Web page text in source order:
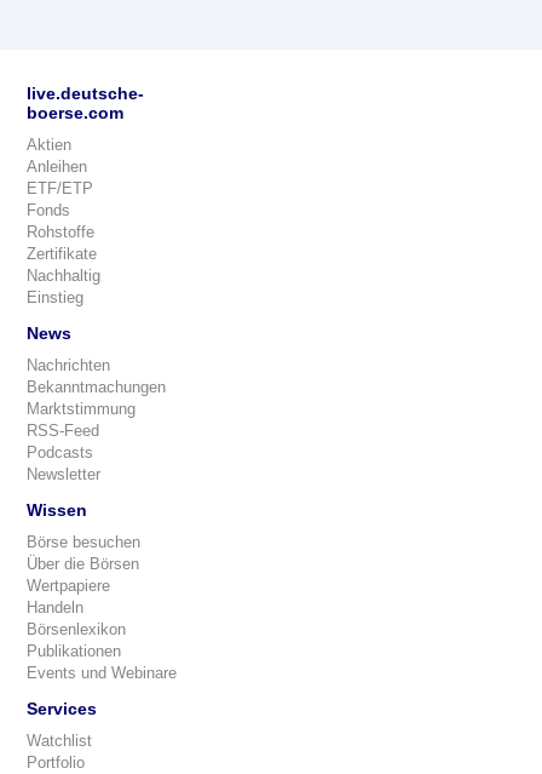
live.deutsche-
boerse.com
Aktien
Anleihen
ETF/ETP
Fonds
Rohstoffe
Zertifikate
Nachhaltig
Einstieg
News
Nachrichten
Bekanntmachungen
Marktstimmung
RSS-Feed
Podcasts
Newsletter
Wissen
Börse besuchen
Über die Börsen
Wertpapiere
Handeln
Börsenlexikon
Publikationen
Events und Webinare
Services
Watchlist
Portfolio